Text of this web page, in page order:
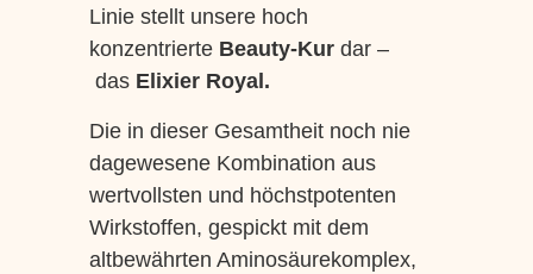
Linie stellt unsere hoch
konzentrierte Beauty-Kur dar –
das Elixier Royal.
Die in dieser Gesamtheit noch nie
dagewesene Kombination aus
wertvollsten und höchstpotenten
Wirkstoffen, gespickt mit dem
altbewährten Aminosäurekomplex,